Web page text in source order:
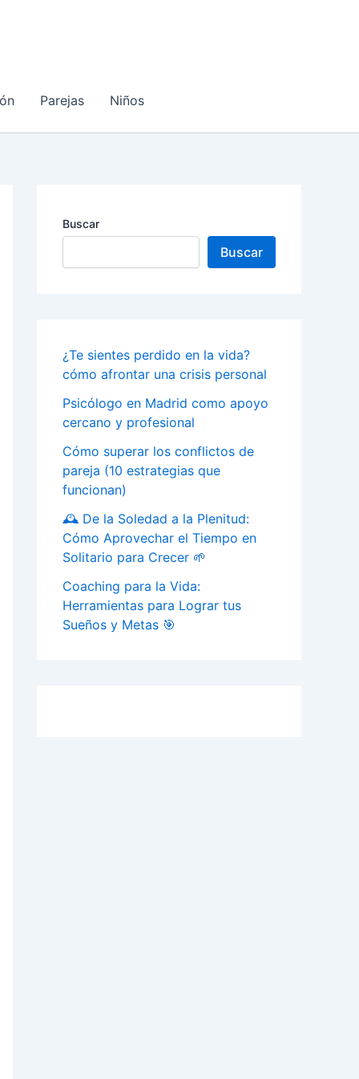
Parejas Niños
Buscar
Buscar
¿Te sientes perdido en la vida?
cómo afrontar una crisis personal
Psicólogo en Madrid como apoyo
cercano y profesional
Cómo superar los conflictos de
pareja (10 estrategias que
funcionan)
🕰️ De la Soledad a la Plenitud:
Cómo Aprovechar el Tiempo en
Solitario para Crecer 🌱
Coaching para la Vida:
Herramientas para Lograr tus
Sueños y Metas 🎯